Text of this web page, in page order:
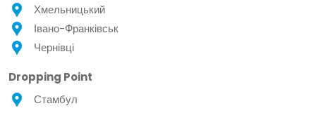
Хмельницький
Івано-Франківськ
Чернівці
Dropping Point
Стамбул